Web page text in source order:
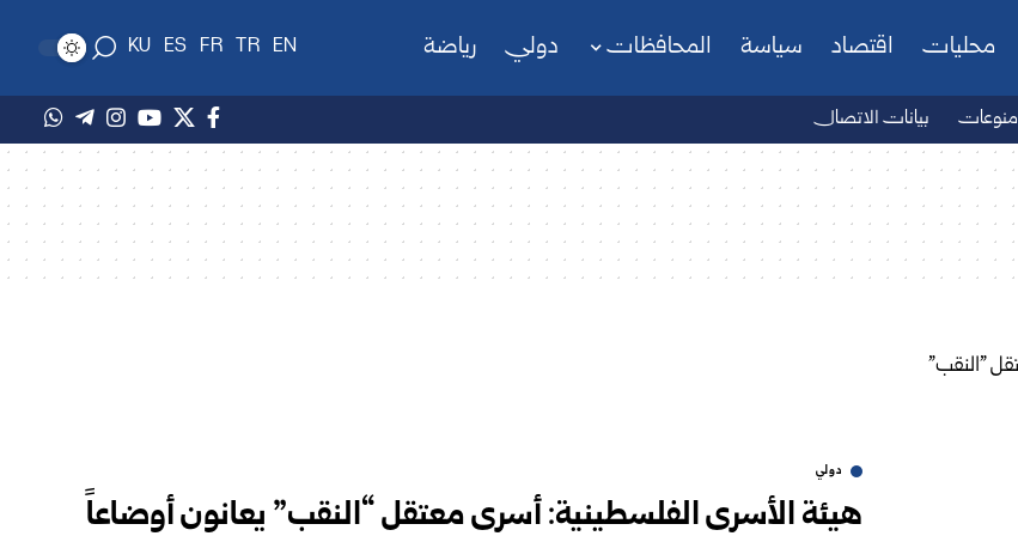
محليات اقتصاد سياسة المحافظات دولي رياضة EN
TR
FR
ES
KU
منوعات بيانات الاتصال
دولي
هيئة الأسرى الفلسطينية: أسرى معتقل “النقب” يعانون أوضاعاً